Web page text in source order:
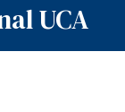
UCA